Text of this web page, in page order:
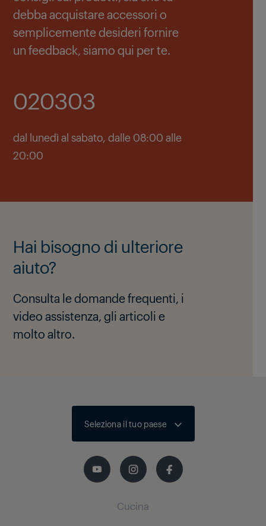
debba acquistare accessori o
semplicemente desideri fornire
un feedback, siamo qui per te.
020303
dal lunedì al sabato, dalle 08:00 alle
20:00
Hai bisogno di ulteriore
aiuto?
Consulta le domande frequenti, i
video assistenza, gli articoli e
molto altro.
Seleziona il tuo paese
Cucina